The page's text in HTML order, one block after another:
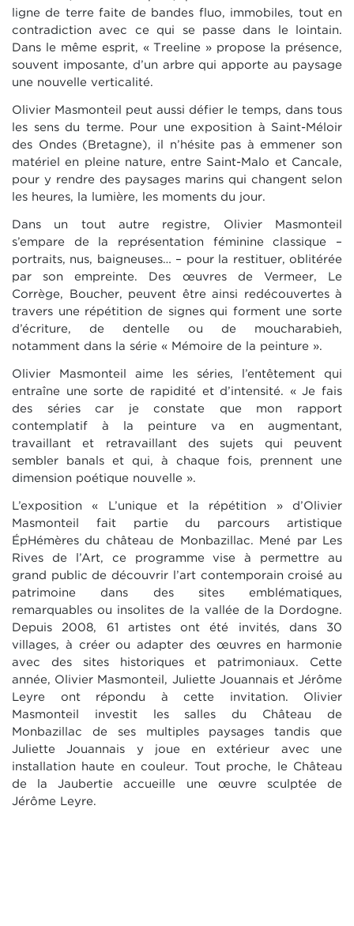
ligne de terre faite de bandes fluo, immobiles, tout en
contradiction avec ce qui se passe dans le lointain.
Dans le même esprit, « Treeline » propose la présence,
souvent imposante, d’un arbre qui apporte au paysage
une nouvelle verticalité.
Olivier Masmonteil peut aussi défier le temps, dans tous
les sens du terme. Pour une exposition à Saint-Méloir
des Ondes (Bretagne), il n’hésite pas à emmener son
matériel en pleine nature, entre Saint-Malo et Cancale,
pour y rendre des paysages marins qui changent selon
les heures, la lumière, les moments du jour.
Dans un tout autre registre, Olivier Masmonteil
s’empare de la représentation féminine classique –
portraits, nus, baigneuses… – pour la restituer, oblitérée
par son empreinte. Des œuvres de Vermeer, Le
Corrège, Boucher, peuvent être ainsi redécouvertes à
travers une répétition de signes qui forment une sorte
d’écriture, de dentelle ou de moucharabieh,
notamment dans la série « Mémoire de la peinture ».
Olivier Masmonteil aime les séries, l’entêtement qui
entraîne une sorte de rapidité et d’intensité. « Je fais
des séries car je constate que mon rapport
contemplatif à la peinture va en augmentant,
travaillant et retravaillant des sujets qui peuvent
sembler banals et qui, à chaque fois, prennent une
dimension poétique nouvelle ».
L’exposition « L’unique et la répétition » d’Olivier
Masmonteil fait partie du parcours artistique
ÉpHémères du château de Monbazillac. Mené par Les
Rives de l’Art, ce programme vise à permettre au
grand public de découvrir l’art contemporain croisé au
patrimoine dans des sites emblématiques,
remarquables ou insolites de la vallée de la Dordogne.
Depuis 2008, 61 artistes ont été invités, dans 30
villages, à créer ou adapter des œuvres en harmonie
avec des sites historiques et patrimoniaux. Cette
année, Olivier Masmonteil, Juliette Jouannais et Jérôme
Leyre ont répondu à cette invitation. Olivier
Masmonteil investit les salles du Château de
Monbazillac de ses multiples paysages tandis que
Juliette Jouannais y joue en extérieur avec une
installation haute en couleur. Tout proche, le Château
de la Jaubertie accueille une œuvre sculptée de
Jérôme Leyre.